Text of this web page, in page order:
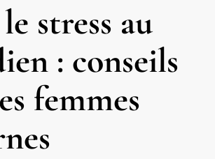
stress au
: conseils
femmes